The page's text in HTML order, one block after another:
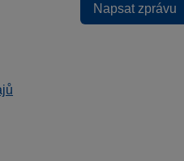
Napsat zprávu